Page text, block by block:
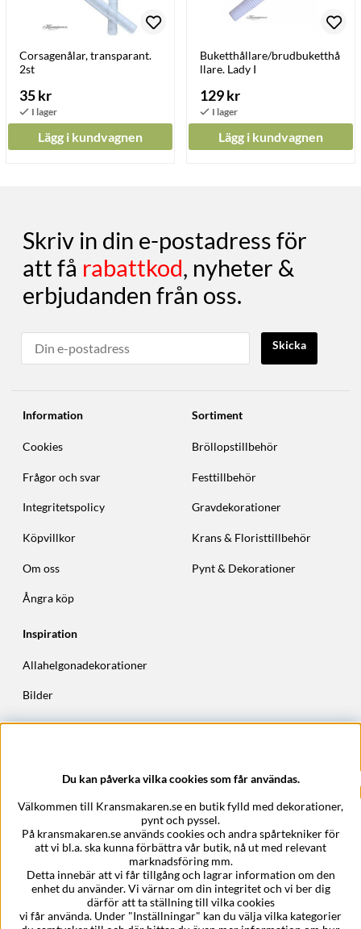
Corsagenålar, transparant.
2st
35 kr
Lägg i kundvagnen
Buketthållare/brudbuketthå
llare. Lady I
129 kr
Lägg i kundvagnen
Skriv in din e-postadress för
att få rabattkod, nyheter &
erbjudanden från oss.
Skicka
Information
Cookies
Frågor och svar
Integritetspolicy
Köpvillkor
Om oss
Ångra köp
Sortiment
Bröllopstillbehör
Festtillbehör
Gravdekorationer
Krans & Floristtillbehör
Pynt & Dekorationer
Inspiration
Allahelgonadekorationer
Bilder
Höstkransar
Epost:support@kransmakaren.se
Du kan påverka vilka cookies som får användas.
Välkommen till Kransmakaren.se en butik fylld med dekorationer,
pynt och pyssel.
På kransmakaren.se används cookies och andra spårtekniker för
att vi bl.a. ska kunna förbättra vår butik, nå ut med relevant
marknadsföring mm.
Detta innebär att vi får tillgång och lagrar information om den
enhet du använder. Vi värnar om din integritet och vi ber dig
därför att ta ställning till vilka cookies
vi får använda. Under "Inställningar" kan du välja vilka kategorier